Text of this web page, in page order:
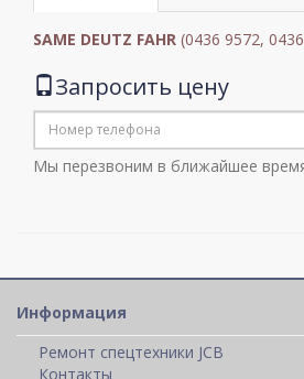
SAME DEUTZ FAHR (0436 9572,
Запросить цену
Мы перезвоним в ближайшее
Информация
Ремонт спецтехники JCB
Контакты